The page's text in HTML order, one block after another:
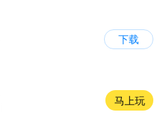
下载
马上玩